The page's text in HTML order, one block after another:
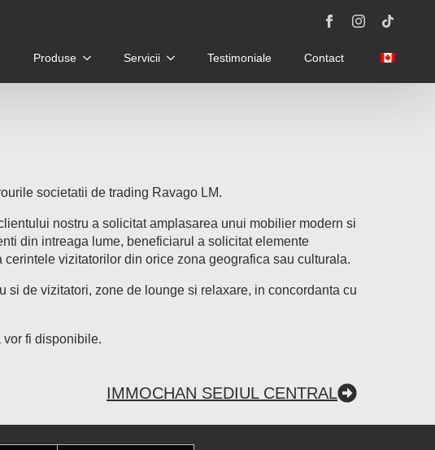
Produse Servicii Testimoniale Contact
societatii de trading Ravago LM.
nostru a solicitat amplasarea unui mobilier modern si
din intreaga lume, beneficiarul a solicitat elemente
vizitatorilor din orice zona geografica sau culturala.
de vizitatori, zone de lounge si relaxare, in concordanta cu
vor fi disponibile.
IMMOCHAN SEDIUL CENTRAL